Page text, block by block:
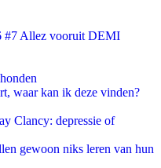
#7 Allez vooruit DEMI
waar kan ik deze vinden?
Clancy: depressie of
gewoon niks leren van hun